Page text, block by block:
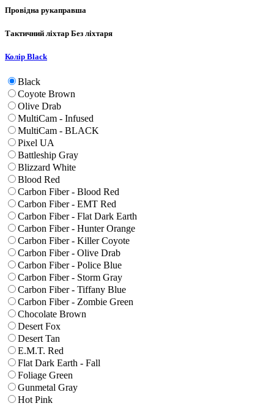
Провідна рукаправша
Тактичний ліхтар Без ліхтаря
Колір Black
Black
Coyote Brown
Olive Drab
MultiCam - Infused
MultiCam - BLACK
Pixel UA
Battleship Gray
Blizzard White
Blood Red
Carbon Fiber - Blood Red
Carbon Fiber - EMT Red
Carbon Fiber - Flat Dark Earth
Carbon Fiber - Hunter Orange
Carbon Fiber - Killer Coyote
Carbon Fiber - Olive Drab
Carbon Fiber - Police Blue
Carbon Fiber - Storm Gray
Carbon Fiber - Tiffany Blue
Carbon Fiber - Zombie Green
Chocolate Brown
Desert Fox
Desert Tan
E.M.T. Red
Flat Dark Earth - Fall
Foliage Green
Gunmetal Gray
Hot Pink